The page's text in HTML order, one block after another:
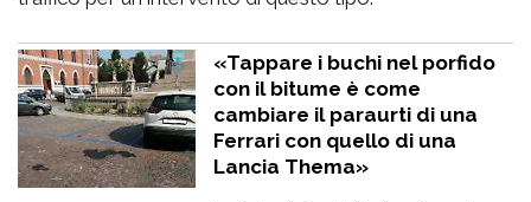
«Tappare i buchi nel porfido
con il bitume è come
cambiare il paraurti di una
Ferrari con quello di una
Lancia Thema»